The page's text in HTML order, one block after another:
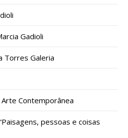
Gadioli
Torres Galeria
Contemporânea
pessoas e coisas